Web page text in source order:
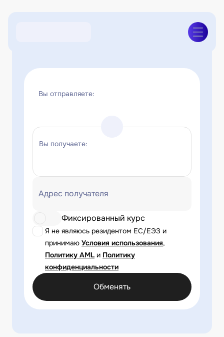
Вы отправляете:
Вы получаете:
Адрес получателя
Я не являюсь резидентом ЕС/ЕЭЗ и
принимаю Условия использования,
Политику AML и Политику
конфиденциальности
Фиксированный курс
Обменять